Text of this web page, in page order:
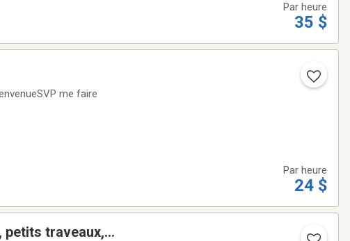
Par heure
35 $
me faire
Par heure
24 $
petits traveaux,